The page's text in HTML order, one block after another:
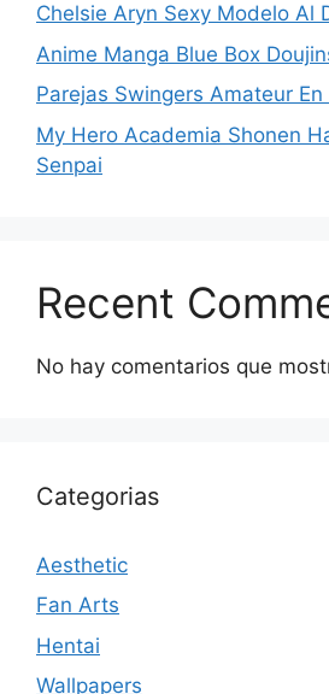
Chelsie Aryn Sexy Modelo Al
Anime Manga Blue Box
Parejas Swingers Amateur En
My Hero Academia Shonen
Senpai
Recent
No hay comentarios que
Categorias
Aesthetic
Fan Arts
Hentai
Wallpapers